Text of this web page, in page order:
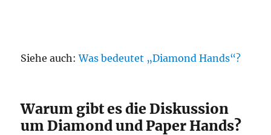
Siehe auch:Was bedeutet „Diamond Hands“?
Warum gibt es die Diskussion
um Diamond und Paper Hands?